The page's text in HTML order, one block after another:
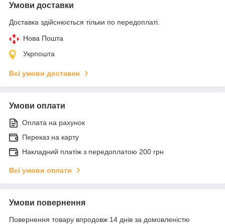
Умови доставки
Доставка здійснюється тільки по передоплаті.
Нова Пошта
Укрпошта
Всі умови доставки
Умови оплати
Оплата на рахунок
Переказ на карту
Накладний платіж з передоплатою 200 грн
Всі умови оплати
Умови повернення
Повернення товару впродовж 14 днів за домовленістю